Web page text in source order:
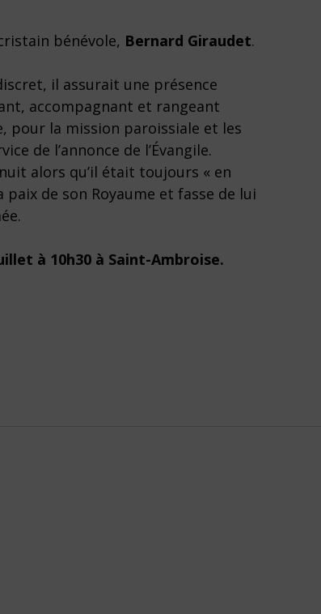
bénévole, Bernard Giraudet.
il assurait une présence
accompagnant et rangeant
pour la mission paroissiale et les
de l’annonce de l’Évangile.
alors qu’il était toujours « en
de son Royaume et fasse de lui
à 10h30 à Saint-Ambroise.